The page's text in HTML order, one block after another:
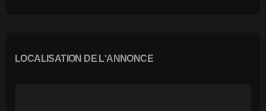
LOCALISATION DE L'ANNONCE